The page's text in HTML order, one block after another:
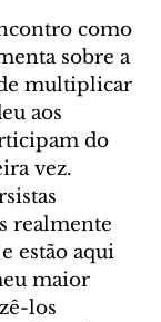
como
sobre a
multiplicar
aos
do
vez.
realmente
estão aqui
maior
los